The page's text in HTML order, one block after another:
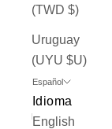
(TWD $)
Uruguay
(UYU $U)
Español
Idioma
English